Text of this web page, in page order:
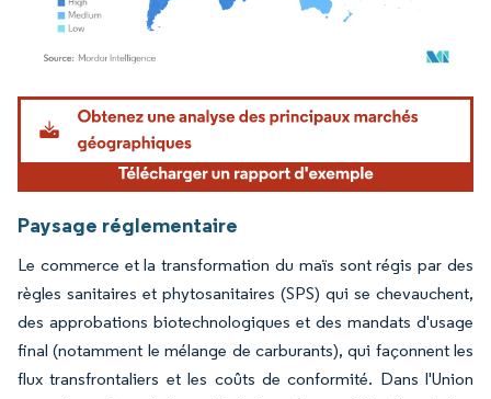
Image © Mordor Intelligence. La réutilisation nécessite une attribution sous CC BY
Paysage réglementaire
Le commerce et la transformation du maïs sont régis par des
règles sanitaires et phytosanitaires (SPS) qui se chevauchent,
des approbations biotechnologiques et des mandats d'usage
final (notamment le mélange de carburants), qui façonnent les
flux transfrontaliers et les coûts de conformité. Dans l'Union